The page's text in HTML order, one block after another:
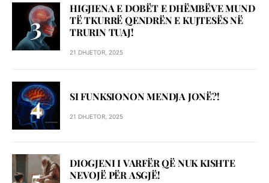
HIGJIENA E DOBËT E DHËMBËVE MUND
TË TKURRË QENDRËN E KUJTESËS NË
TRURIN TUAJ!
21 DHJETOR, 2025
SI FUNKSIONON MENDJA JONË?!
21 DHJETOR, 2025
DIOGJENI I VARFËR QË NUK KISHTE
NEVOJË PËR ASGJË!